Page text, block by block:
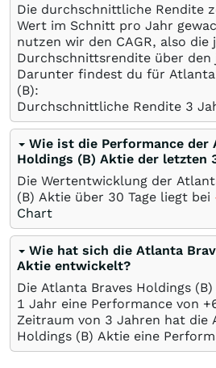
Die durchschnittliche Rendite
Wert im Schnitt pro Jahr
nutzen wir den CAGR, also die
Durchschnittsrendite über den
Darunter findest du für Atlanta
(B):
Durchschnittliche Rendite 3
Wie ist die Performance der
Holdings (B) Aktie der letzten
Die Wertentwicklung der
(B) Aktie über 30 Tage liegt bei
Chart
Wie hat sich die Atlanta
Aktie entwickelt?
Die Atlanta Braves Holdings
1 Jahr eine Performance von
Zeitraum von 3 Jahren hat die
Holdings (B) Aktie eine